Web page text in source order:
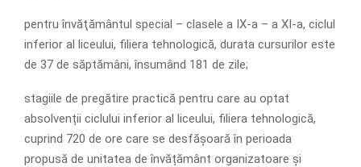
pentru învăţământul special – clasele a IX-a – a XI-a, ciclul
inferior al liceului, filiera tehnologică, durata cursurilor este
de 37 de săptămâni, însumând 181 de zile;
stagiile de pregătire practică pentru care au optat
absolvenții ciclului inferior al liceului, filiera tehnologică,
cuprind 720 de ore care se desfășoară în perioada
propusă de unitatea de învățământ organizatoare și